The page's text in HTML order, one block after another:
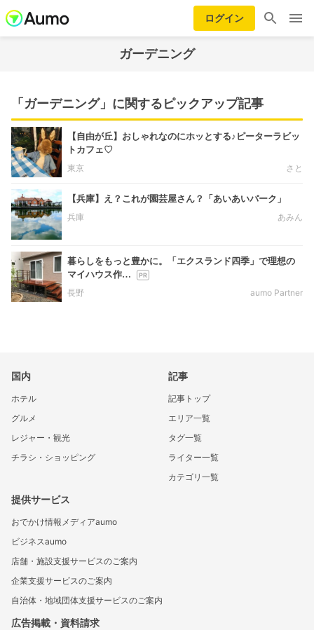
ログイン
ガーデニング
「ガーデニング」に関するピックアップ記事
【自由が丘】おしゃれなのにホッとする♪ピーターラビッ
トカフェ♡
東京
さと
【兵庫】え？これが園芸屋さん？「あいあいパーク」
兵庫
あみん
暮らしをもっと豊かに。「エクスランド四季」で理想の
マイハウス作…
長野
aumo Partner
国内
ホテル
グルメ
レジャー・観光
チラシ・ショッピング
記事
記事トップ
エリア一覧
タグ一覧
ライター一覧
カテゴリ一覧
提供サービス
おでかけ情報メディアaumo
ビジネスaumo
店舗・施設支援サービスのご案内
企業支援サービスのご案内
自治体・地域団体支援サービスのご案内
広告掲載・資料請求